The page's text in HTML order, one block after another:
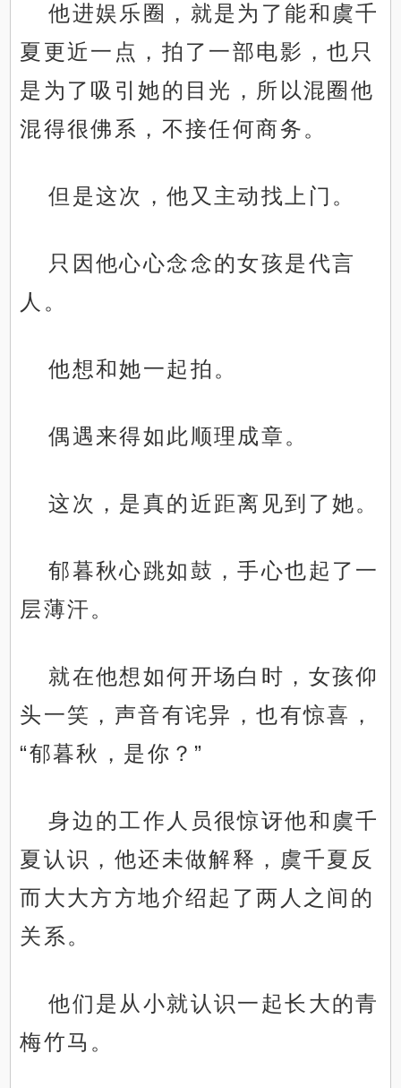
他进娱乐圈，就是为了能和虞千
夏更近一点，拍了一部电影，也只
是为了吸引她的目光，所以混圈他
混得很佛系，不接任何商务。
但是这次，他又主动找上门。
只因他心心念念的女孩是代言
人。
他想和她一起拍。
偶遇来得如此顺理成章。
这次，是真的近距离见到了她。
郁暮秋心跳如鼓，手心也起了一
层薄汗。
就在他想如何开场白时，女孩仰
头一笑，声音有诧异，也有惊喜，
“郁暮秋，是你？”
身边的工作人员很惊讶他和虞千
夏认识，他还未做解释，虞千夏反
而大大方方地介绍起了两人之间的
关系。
他们是从小就认识一起长大的青
梅竹马。